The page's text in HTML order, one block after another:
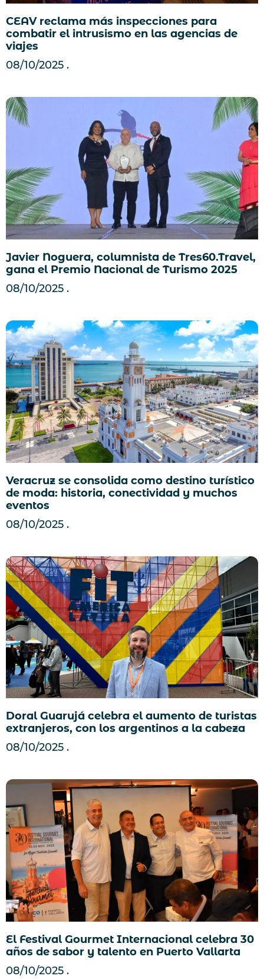
CEAV reclama más inspecciones para
combatir el intrusismo en las agencias de
viajes
08/10/2025
Javier Noguera, columnista de Tres60.Travel,
gana el Premio Nacional de Turismo 2025
08/10/2025
Veracruz se consolida como destino turístico
de moda: historia, conectividad y muchos
eventos
08/10/2025
Doral Guarujá celebra el aumento de turistas
extranjeros, con los argentinos a la cabeza
08/10/2025
El Festival Gourmet Internacional celebra 30
años de sabor y talento en Puerto Vallarta
08/10/2025